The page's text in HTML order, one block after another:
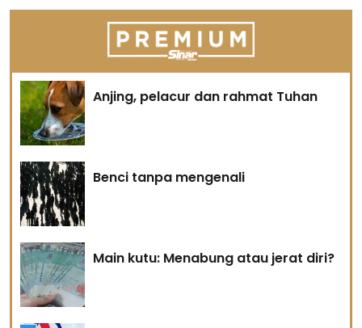
Anjing, pelacur dan rahmat Tuhan
Benci tanpa mengenali
Main kutu: Menabung atau jerat diri?